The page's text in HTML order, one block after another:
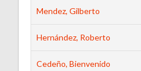
Mendez, Gilberto
Hernández, Roberto
Cedeño, Bienvenido